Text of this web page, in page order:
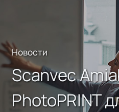
Новости
Scanvec
PhotoPRINT